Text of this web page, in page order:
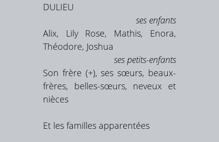
DULIEU
ses enfants
Alix, Lily Rose, Mathis, Enora,
Théodore, Joshua
ses petits-enfants
Son frère (+), ses sœurs, beaux-
frères, belles-sœurs, neveux et
nièces
Et les familles apparentées